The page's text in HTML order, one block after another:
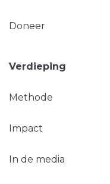
Doneer
Verdieping
Methode
Impact
In de media